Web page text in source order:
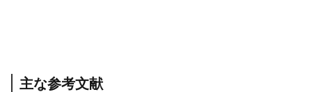
主な参考文献